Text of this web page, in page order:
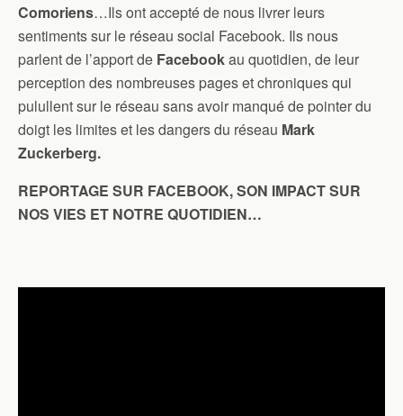
Comoriens…Ils ont accepté de nous livrer leurs
sentiments sur le réseau social Facebook. Ils nous
parlent de l’apport de Facebookau quotidien, de leur
perception des nombreuses pages et chroniques qui
pulullent sur le réseau sans avoir manqué de pointer du
doigt les limites et les dangers du réseau Mark
Zuckerberg.
REPORTAGE SUR FACEBOOK, SON IMPACT SUR
NOS VIES ET NOTRE QUOTIDIEN…